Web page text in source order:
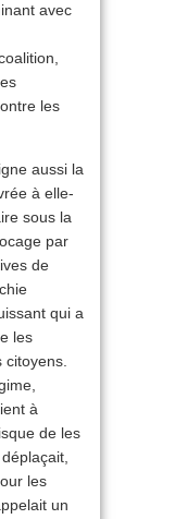
avec
les
aussi la
à elle-
sous la
par
de
qui a
les
à
de les
les
un